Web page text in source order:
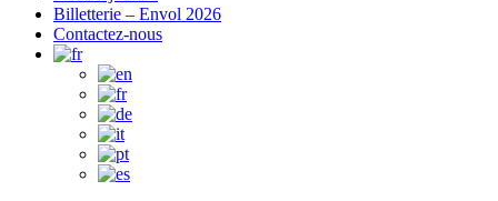
Billetterie – Envol 2026
Contactez-nous